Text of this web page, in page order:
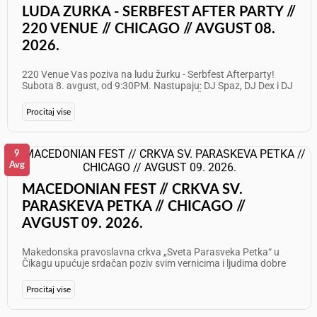
LUDA ZURKA - SERBFEST AFTER PARTY //
220 VENUE // CHICAGO // AVGUST 08.
2026.
220 Venue Vas poziva na ludu žurku - Serbfest Afterparty!
Subota 8. avgust, od 9:30PM. Nastupaju: DJ Spaz, DJ Dex i DJ
provod!
Procitaj vise
MACEDONIAN FEST // CRKVA SV.
PARASKEVA PETKA // CHICAGO //
AVGUST 09. 2026.
Makedonska pravoslavna crkva „Sveta Parasveka Petka“ u
Čikagu upućuje srdačan poziv svim vernicima i ljudima dobre
tradicionalnog Macedonian Fest-a! Očekuje vas dan ispunjen
duhovnom radošću, vrhunskim specijalitetima i bogatim
kulturno-umetničkim programom. Sveta Arhijerejska Liturgija
Procitaj vise
9
Avg